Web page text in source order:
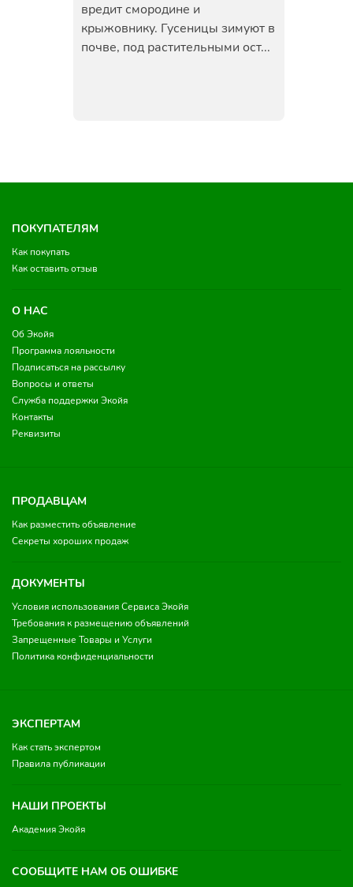
вредит смородине и
крыжовнику. Гусеницы зимуют в
почве, под растительными ост...
ПОКУПАТЕЛЯМ
Как покупать
Как оставить отзыв
О НАС
Об Экойя
Программа лояльности
Подписаться на рассылку
Вопросы и ответы
Служба поддержки Экойя
Контакты
Реквизиты
ПРОДАВЦАМ
Как разместить объявление
Секреты хороших продаж
ДОКУМЕНТЫ
Условия использования Сервиса Экойя
Требования к размещению объявлений
Запрещенные Товары и Услуги
Политика конфиденциальности
ЭКСПЕРТАМ
Как стать экспертом
Правила публикации
НАШИ ПРОЕКТЫ
Академия Экойя
СООБЩИТЕ НАМ ОБ ОШИБКЕ